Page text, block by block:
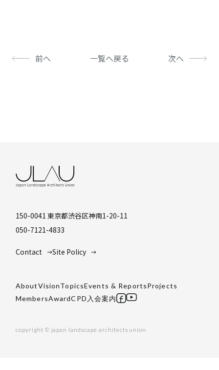
前へ 一覧へ戻る 次へ
150-0041 東京都渋谷区神南1-20-11
050-7121-4833
Contact Site Policy
AboutVisionTopicsEvents & ReportsProjects
MembersAwardCPD 入会案内
copyright © japan landscape architects union